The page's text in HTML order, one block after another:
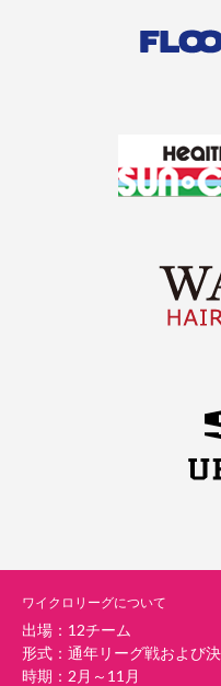
ワイクロリーグについて
出場：12チーム
形式：通年リーグ戦および
時期：2月～11月